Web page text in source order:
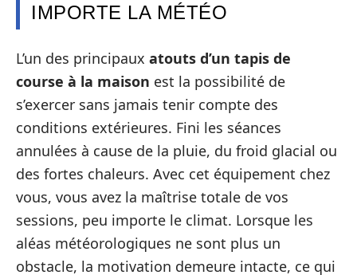
IMPORTE LA MÉTÉO
L’un des principaux atouts d’un tapis de
course à la maison est la possibilité de
s’exercer sans jamais tenir compte des
conditions extérieures. Fini les séances
annulées à cause de la pluie, du froid glacial ou
des fortes chaleurs. Avec cet équipement chez
vous, vous avez la maîtrise totale de vos
sessions, peu importe le climat. Lorsque les
aléas météorologiques ne sont plus un
obstacle, la motivation demeure intacte, ce qui